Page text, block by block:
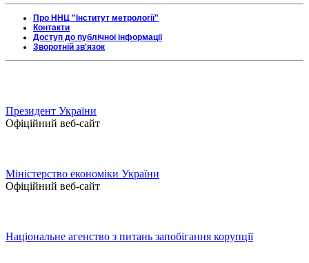
Про ННЦ "Інститут метрології"
Контакти
Доступ до публічної інформації
Зворотній зв'язок
Президент України
Офіційний веб-сайт
Міністерство економіки України
Офіційний веб-сайт
Національне агенство з питань запобігання корупції